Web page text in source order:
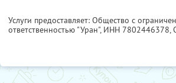
Услуги предоставляет: Общество с
ответственностью "Уран", ИНН 7802446378,